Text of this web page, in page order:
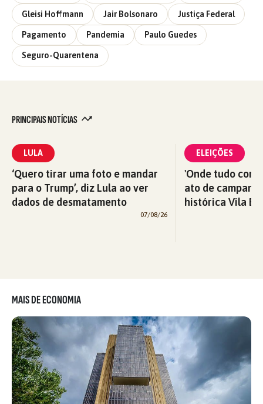
Gleisi Hoffmann Jair Bolsonaro Justiça Federal
Pagamento Pandemia Paulo Guedes
Seguro-Quarentena
PRINCIPAIS NOTÍCIAS
LULA
‘Quero tirar uma foto e mandar
para o Trump’, diz Lula ao ver
dados de desmatamento
07/08/26
ELEIÇÕES
'Onde tudo
ato de
histórica Vila
MAIS DE ECONOMIA